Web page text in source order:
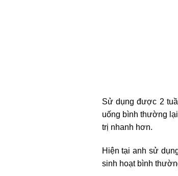
Sử dụng được 2
uống bình thường
trị nhanh hơn.
Hiện tại anh sử
sinh hoạt bình